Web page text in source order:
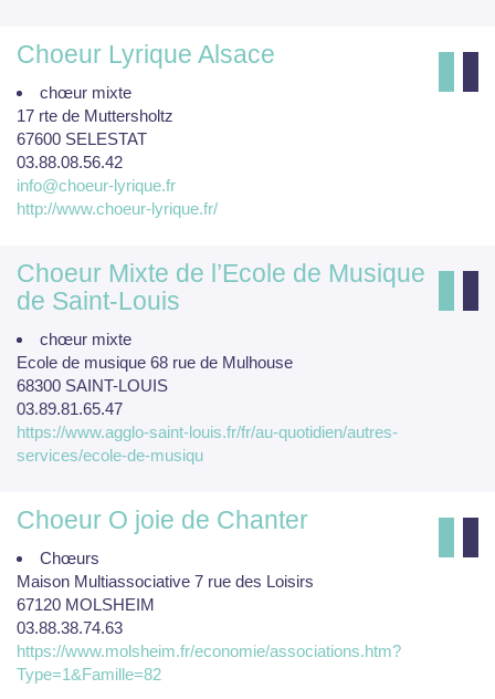
Choeur Lyrique Alsace
chœur mixte
17 rte de Muttersholtz
67600 SELESTAT
03.88.08.56.42
info@choeur-lyrique.fr
http://www.choeur-lyrique.fr/
Choeur Mixte de l’Ecole de Musique
de Saint-Louis
chœur mixte
Ecole de musique 68 rue de Mulhouse
68300 SAINT-LOUIS
03.89.81.65.47
https://www.agglo-saint-louis.fr/fr/au-quotidien/autres-
services/ecole-de-musiqu
Choeur O joie de Chanter
Chœurs
Maison Multiassociative 7 rue des Loisirs
67120 MOLSHEIM
03.88.38.74.63
https://www.molsheim.fr/economie/associations.htm?
Type=1&Famille=82